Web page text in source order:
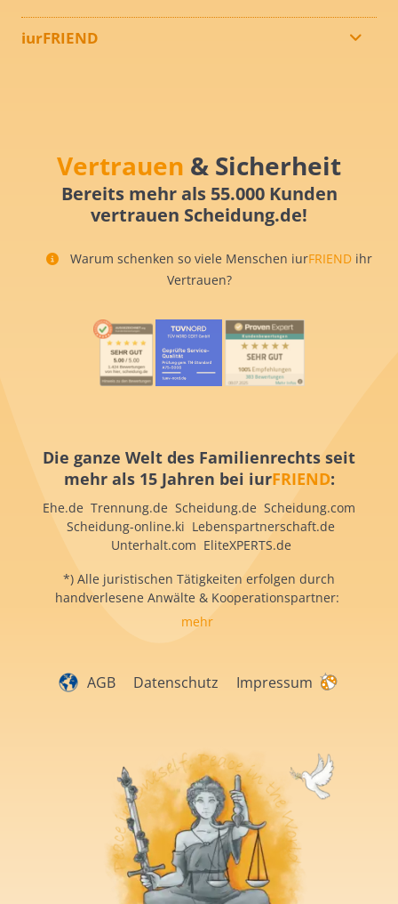
iurFRIEND
Vertrauen & Sicherheit
Bereits mehr als 55.000 Kunden
vertrauen Scheidung.de!
Warum schenken so viele Menschen iurFRIEND ihr
Vertrauen?
Die ganze Welt des Familienrechts seit
mehr als 15 Jahren bei iurFRIEND:
Ehe.de Trennung.de Scheidung.de Scheidung.com
Scheidung-online.ki Lebenspartnerschaft.de
Unterhalt.com EliteXPERTS.de
*) Alle juristischen Tätigkeiten erfolgen durch
handverlesene Anwälte & Kooperationspartner:
mehr
AGB Datenschutz Impressum